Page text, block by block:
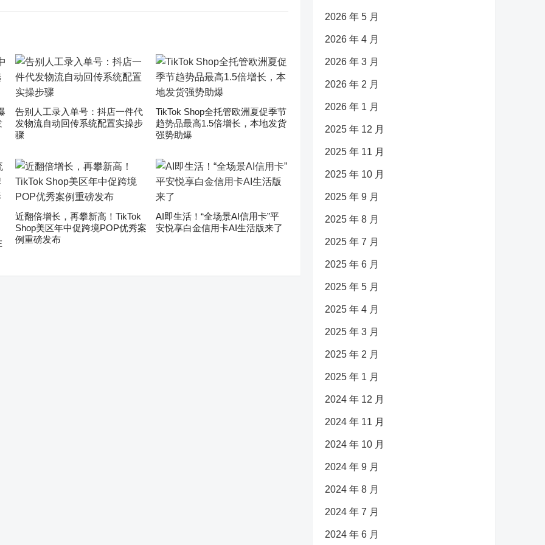
告别人工录入单号：抖店一件代
发物流自动回传系统配置实操步
骤
TikTok Shop全托管欧洲夏促季节
趋势品最高1.5倍增长，本地发货
强势助爆
近翻倍增长，再攀新高！TikTok
Shop美区年中促跨境POP优秀案
例重磅发布
AI即生活！“全场景AI信用卡”平
安悦享白金信用卡AI生活版来了
2026 年 5 月
2026 年 4 月
2026 年 3 月
2026 年 2 月
2026 年 1 月
2025 年 12 月
2025 年 11 月
2025 年 10 月
2025 年 9 月
2025 年 8 月
2025 年 7 月
2025 年 6 月
2025 年 5 月
2025 年 4 月
2025 年 3 月
2025 年 2 月
2025 年 1 月
2024 年 12 月
2024 年 11 月
2024 年 10 月
2024 年 9 月
2024 年 8 月
2024 年 7 月
2024 年 6 月